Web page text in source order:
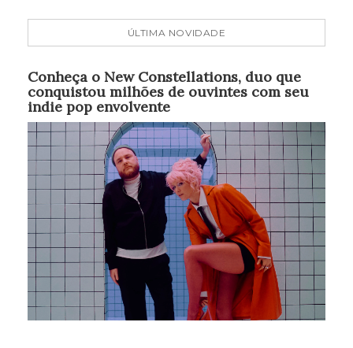
ÚLTIMA NOVIDADE
Conheça o New Constellations, duo que
conquistou milhões de ouvintes com seu
indie pop envolvente